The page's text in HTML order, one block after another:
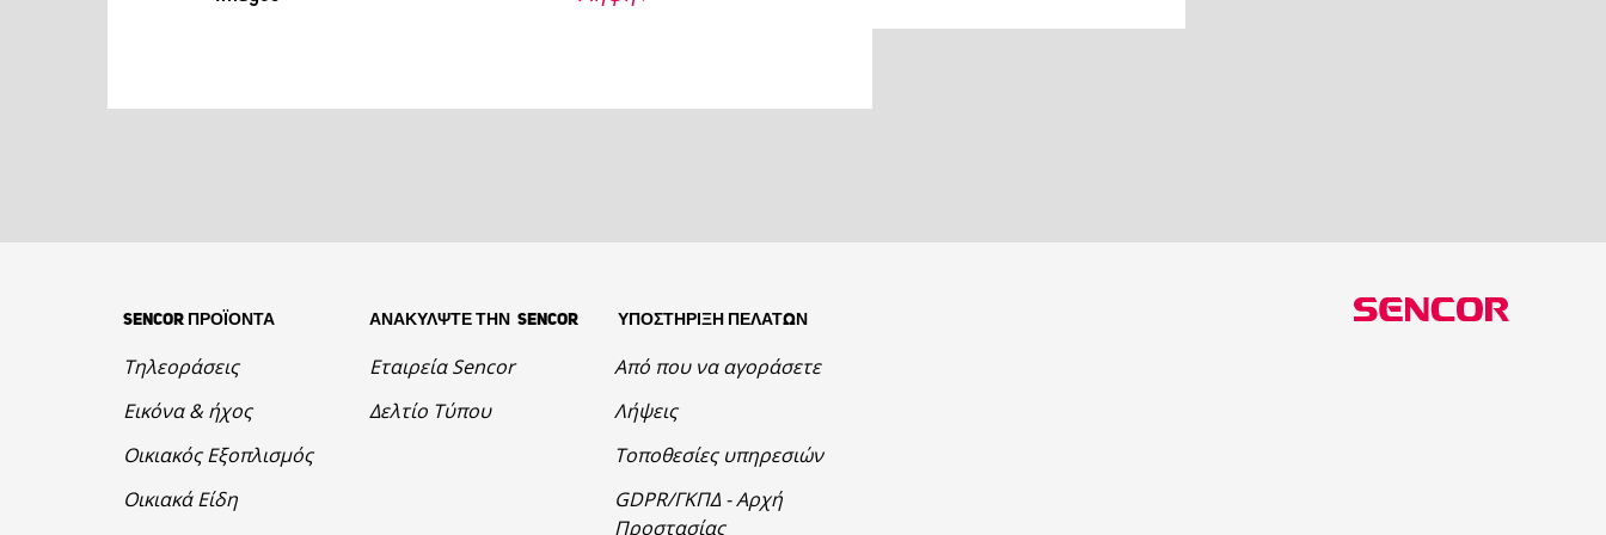
SENCOR ΠΡΟΪΟΝΤΑ
Τηλεοράσεις
Εικόνα & ήχος
Οικιακός Εξοπλισμός
Οικιακά Είδη
ΑΝΑΚΥΛΨΤΕ ΤΗΝ SENCOR
Εταιρεία Sencor
Δελτίο Τύπου
ΥΠΟΣΤΗΡΙΞΗ ΠΕΛΑΤΩΝ
Από που να αγοράσετε
Λήψεις
Τοποθεσίες υπηρεσιών
GDPR/ΓΚΠΔ - Αρχή
Προστασίας